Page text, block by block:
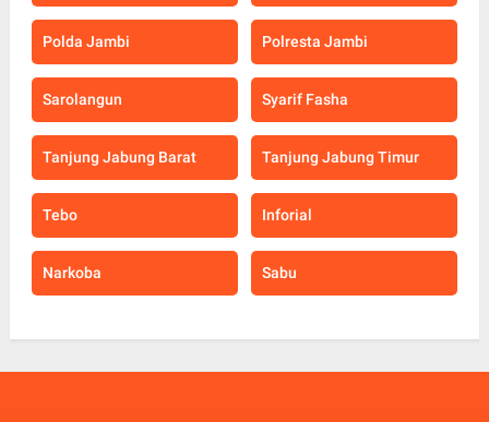
Polda Jambi Polresta Jambi
Sarolangun Syarif Fasha
Tanjung Jabung Barat Tanjung Jabung Timur
Tebo Inforial
Narkoba Sabu